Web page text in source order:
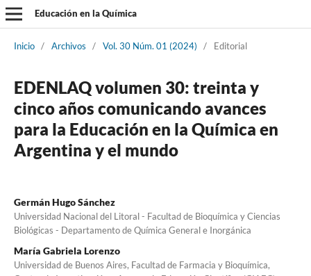
Educación en la Química
Inicio / Archivos / Vol. 30 Núm. 01 (2024) / Editorial
EDENLAQ volumen 30: treinta y
cinco años comunicando avances
para la Educación en la Química en
Argentina y el mundo
Germán Hugo Sánchez
Universidad Nacional del Litoral - Facultad de Bioquímica y Ciencias
Biológicas - Departamento de Química General e Inorgánica
María Gabriela Lorenzo
Universidad de Buenos Aires, Facultad de Farmacia y Bioquímica,